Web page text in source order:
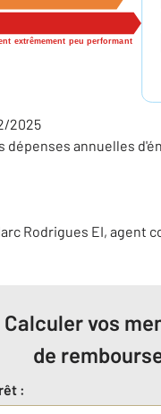
extrêmement peu performant
2025
dépenses annuelles
Rodrigues EI, agent
Calculer vos
de
: